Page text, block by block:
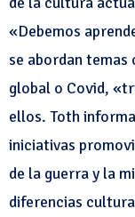
«Debemos
se abordan
global o Covid,
ellos. Toth
iniciativas
de la guerra y la
diferencias